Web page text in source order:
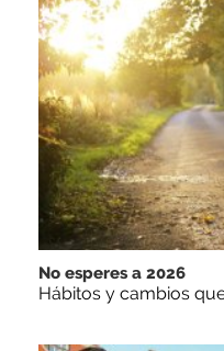
No esperes a 2026
Hábitos y cambios